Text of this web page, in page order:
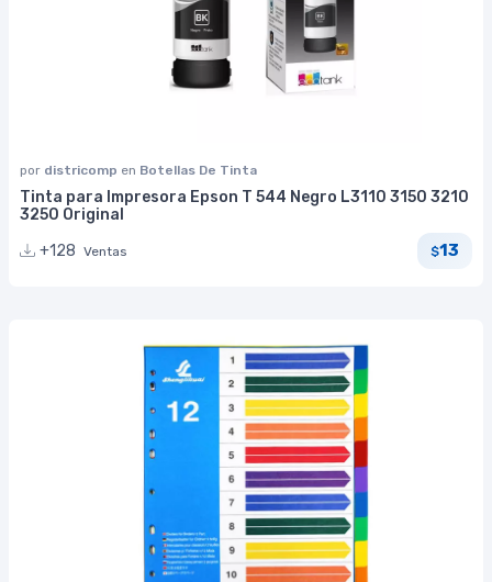
por districomp en Botellas De Tinta
Tinta para Impresora Epson T 544 Negro L3110 3150 3210
3250 Original
+128 Ventas $13